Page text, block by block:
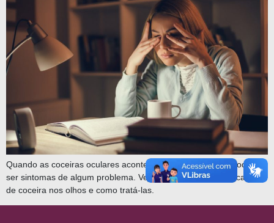
Quando as coceiras oculares acontecem com frequência, podem
ser sintomas de algum problema. Veja quais podem ser as causas
de coceira nos olhos e como tratá-las.